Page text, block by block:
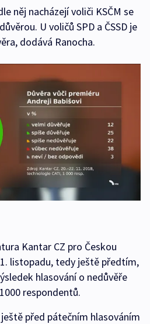
něj nacházejí voliči KSČM se
U voličů SPD a ČSSD je
dodává Ranocha.
Kantar CZ pro Českou
listopadu, tedy ještě předtím,
hlasování o nedůvěře
respondentů.
před pátečním hlasováním